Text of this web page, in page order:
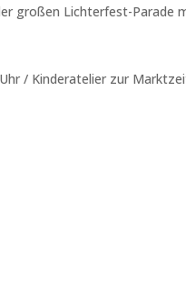
großen Lichterfest-
/ Kinderatelier zur